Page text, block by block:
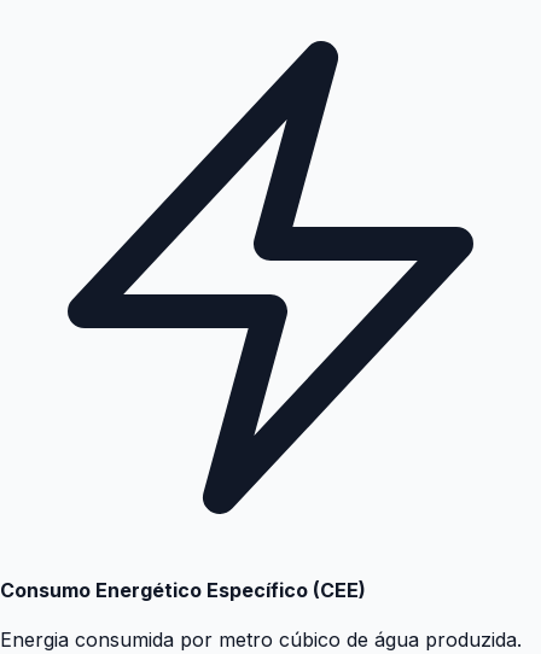
Consumo Energético Específico (CEE)
Energia consumida por metro cúbico de água produzida.